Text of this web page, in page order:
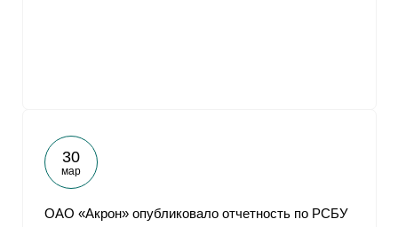
30
мар
ОАО «Акрон» опубликовало отчетность по РСБУ